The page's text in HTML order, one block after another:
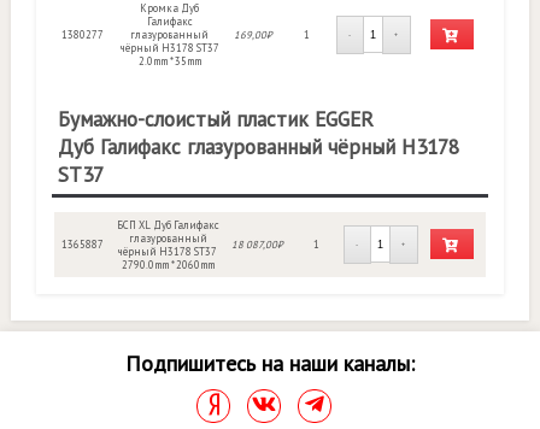
1380277
Кромка Дуб
Галифакс
глазурованный
чёрный H3178 ST37
2.0mm * 35mm
169,00₽ 1 - +
Бумажно-слоистый пластик EGGER
Дуб Галифакс глазурованный чёрный H3178
ST37
1365887
БСП XL Дуб Галифакс
глазурованный
чёрный H3178 ST37
2790.0mm * 2060mm
18 087,00₽ 1 - +
Подпишитесь на наши каналы: